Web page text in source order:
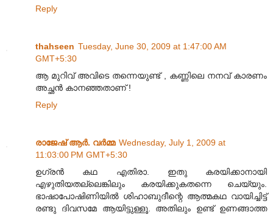
Reply
thahseen Tuesday, June 30, 2009 at 1:47:00 AM
GMT+5:30
ആ മുറിവ് അവിടെ തന്നെയുണ്ട്‌ , കണ്ണിലെ നനവ് കാരണം
അച്ഛന്‍ കാനഞ്ഞതാണ് !
Reply
രാജേഷ് ആർ. വർമ്മ Wednesday, July 1, 2009 at
11:03:00 PM GMT+5:30
ഉഗ്രൻ കഥ എതിരാ. ഇതു കരയിക്കാനായി
എഴുതിയതല്ലെങ്കിലും കരയിക്കുകതന്നെ ചെയ്യും.
ഭാഷാപോഷിണിയിൽ ശിഹാ‍ബുദീന്റെ ആത്മകഥ വായിച്ചിട്ട്
രണ്ടു ദിവസമേ ആയിട്ടുള്ളൂ. അതിലും ഉണ്ട് ഉണങ്ങാത്ത